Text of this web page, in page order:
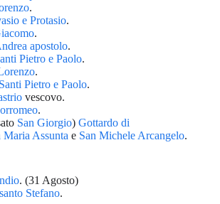
.
e Protasio.
.
apostolo.
Pietro e Paolo.
.
Santi Pietro e Paolo.
vescovo.
.
San Giorgio) Gottardo di
Maria Assunta e San Michele Arcangelo.
. (31 Agosto)
santo Stefano.